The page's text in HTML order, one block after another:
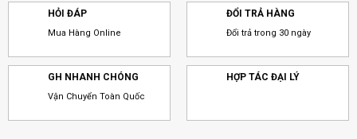
HỎI ĐÁP
Mua Hàng Online
ĐỔI TRẢ HÀNG
Đổi trả trong 30 ngày
GH NHANH CHÓNG
Vận Chuyển Toàn Quốc
HỢP TÁC ĐẠI LÝ